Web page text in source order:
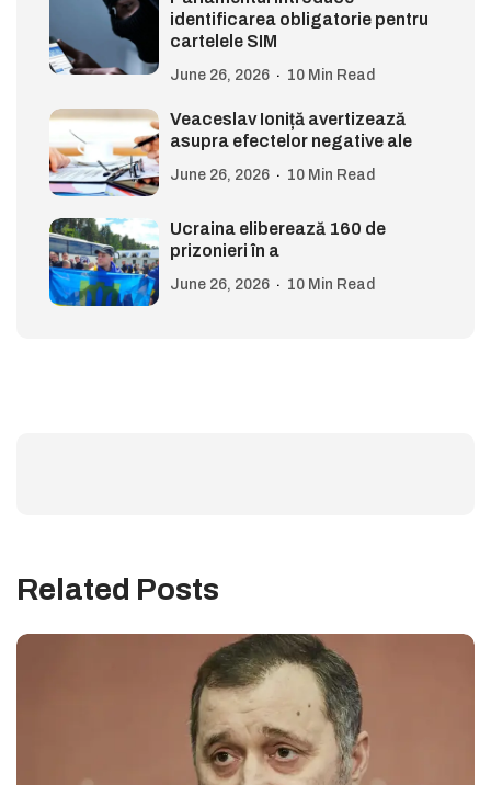
identificarea obligatorie pentru
cartelele SIM
June 26, 2026 10 Min Read
Veaceslav Ioniță avertizează
asupra efectelor negative ale
June 26, 2026 10 Min Read
Ucraina eliberează 160 de
prizonieri în a
June 26, 2026 10 Min Read
Related Posts